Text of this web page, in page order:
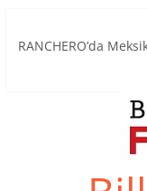
toRANCHERO’da
Ankara’nın Ruhunu
Pullardaki tarih: PTT
Stamp Collectors
Tatlı Konuşalım: